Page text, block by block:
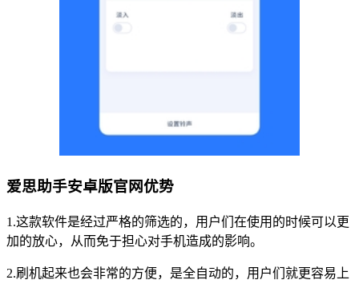
爱思助手安卓版官网优势
1.这款软件是经过严格的筛选的，用户们在使用的时候可以更
加的放心，从而免于担心对手机造成的影响。
2.刷机起来也会非常的方便，是全自动的，用户们就更容易上